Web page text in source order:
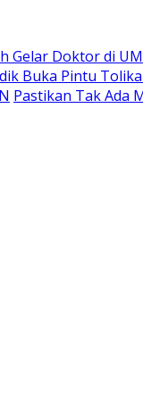
Gelar Doktor di
Buka Pintu
Pastikan Tak Ada